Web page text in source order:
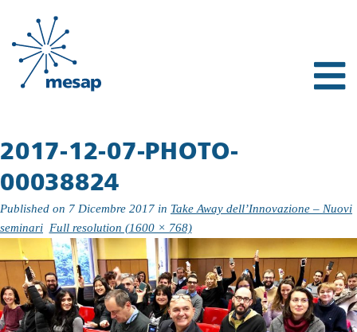
2017-12-07-PHOTO-
00038824
Published on 7 Dicembre 2017 in Take Away dell’Innovazione – Nuovi
seminari Full resolution (1600 × 768)